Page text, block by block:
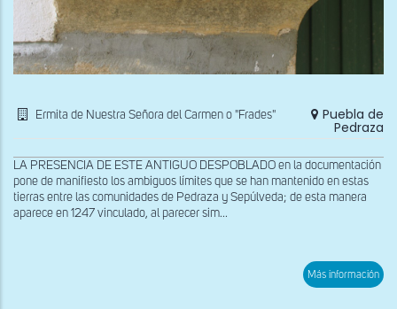
Ermita de Nuestra Señora del Carmen o "Frades" Puebla de
Pedraza
LA PRESENCIA DE ESTE ANTIGUO DESPOBLADO en la documentación
pone de manifiesto los ambiguos límites que se han mantenido en estas
tierras entre las comunidades de Pedraza y Sepúlveda; de esta manera
aparece en 1247 vinculado, al parecer sim...
Más información